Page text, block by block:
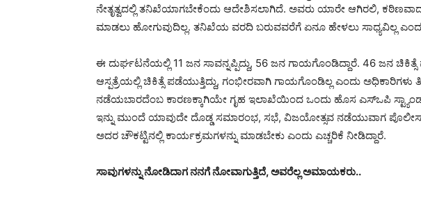
ನೇತೃತ್ವದಲ್ಲಿ ತನಿಖೆಯಾಗಬೇಕೆಂದು ಆದೇಶಿಸಲಾಗಿದೆ. ಅವರು ಯಾರೇ ಆಗಿರಲಿ,
ಮಾಡಲು ಹೋಗುವುದಿಲ್ಲ. ತನಿಖೆಯ ವರದಿ ಬರುವವರೆಗೆ ಏನೂ ಹೇಳಲು ಸಾಧ್ಯವಿಲ್ಲ
ಈ ದುರ್ಘಟನೆಯಲ್ಲಿ 11 ಜನ ಸಾವನ್ನಪ್ಪಿದ್ದು, 56 ಜನ ಗಾಯಗೊಂಡಿದ್ದಾರೆ. 46 ಜನ
ಆಸ್ಪತ್ರೆಯಲ್ಲಿ‌ ಚಿಕಿತ್ಸೆ ಪಡೆಯುತ್ತಿದ್ದು, ಗಂಭೀರವಾಗಿ ಗಾಯಗೊಂಡಿಲ್ಲ ಎಂದು ಅಧಿಕಾರಿಗಳು
ನಡೆಯಬಾರದೆಂಬ ಕಾರಣಕ್ಕಾಗಿಯೇ ಗೃಹ ಇಲಾಖೆಯಿಂದ ಒಂದು ಹೊಸ ಎಸ್‌ಒಪಿ
ಇನ್ನು ಮುಂದೆ ಯಾವುದೇ ದೊಡ್ಡ ಸಮಾರಂಭ, ಸಭೆ, ವಿಜಯೋತ್ಸವ ನಡೆಯುವಾಗ
ಅದರ ಚೌಕಟ್ಟಿನಲ್ಲಿ ಕಾರ್ಯಕ್ರಮಗಳನ್ನು ಮಾಡಬೇಕು ಎಂದು ಎಚ್ಚರಿಕೆ ನೀಡಿದ್ದಾರೆ.
ಸಾವುಗಳನ್ನು ನೋಡಿದಾಗ ನನಗೆ ನೋವಾಗುತ್ತಿದೆ, ಅವರೆಲ್ಲ ಅಮಾಯಕರು..